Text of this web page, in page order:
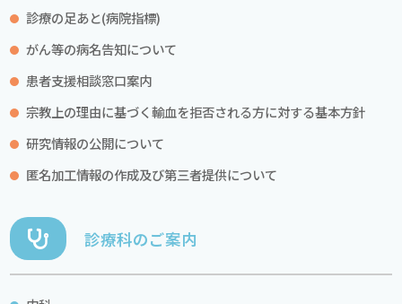
診療の足あと(病院指標)
がん等の病名告知について
患者支援相談窓口案内
宗教上の理由に基づく輸血を拒否される方に対する基本方針
研究情報の公開について
匿名加工情報の作成及び第三者提供について
診療科のご案内